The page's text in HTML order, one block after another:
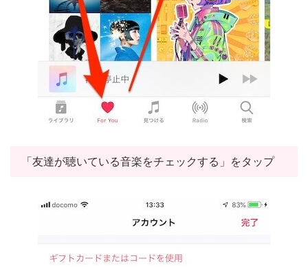
「友達が聴いている音楽をチェックする」をタップ